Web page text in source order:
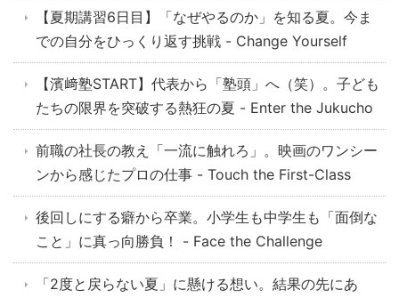
【夏期講習6日目】「なぜやるのか」を知る夏。今ま
での自分をひっくり返す挑戦 - Change Yourself
【濱﨑塾START】代表から「塾頭」へ（笑）。子ども
たちの限界を突破する熱狂の夏 - Enter the Jukucho
前職の社長の教え「一流に触れろ」。映画のワンシー
ンから感じたプロの仕事 - Touch the First-Class
後回しにする癖から卒業。小学生も中学生も「面倒な
こと」に真っ向勝負！ - Face the Challenge
「2度と戻らない夏」に懸ける想い。結果の先にあ